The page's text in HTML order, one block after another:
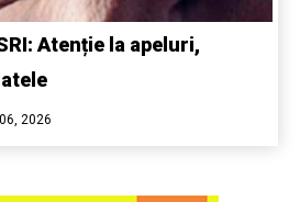
Atenție la apeluri,
2026